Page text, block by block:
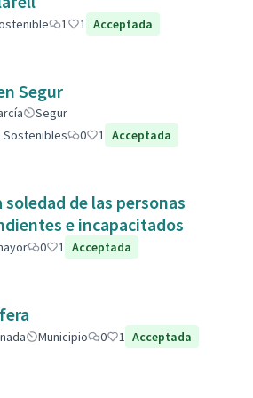
1 1 Acceptada
Segur
Segur
Sostenibles
0 1 Acceptada
de las personas
e incapacitados
0 1 Acceptada
Municipio 0 1 Acceptada